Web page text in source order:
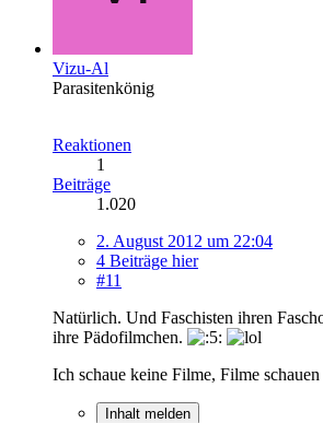
Vizu-Al
Parasitenkönig
Reaktionen
1
Beiträge
1.020
2. August 2012 um 22:04
4 Beiträge hier
#11
Natürlich. Und Faschisten ihren
ihre Pädofilmchen.
Ich schaue keine Filme, Filme
Inhalt melden